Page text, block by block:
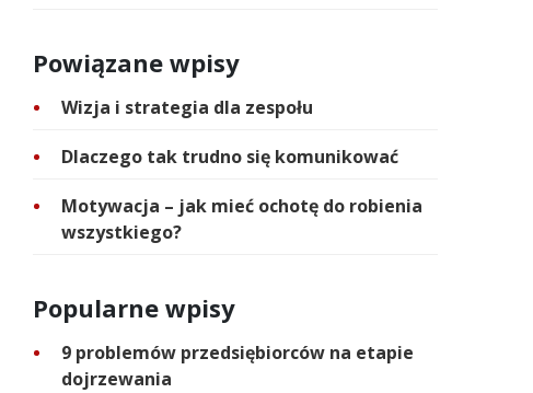
Powiązane wpisy
Wizja i strategia dla zespołu
Dlaczego tak trudno się komunikować
Motywacja – jak mieć ochotę do robienia
wszystkiego?
Popularne wpisy
9 problemów przedsiębiorców na etapie
dojrzewania